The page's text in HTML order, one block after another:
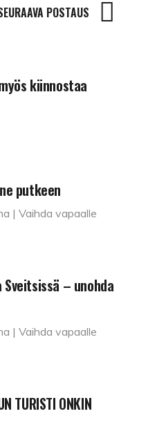
POSTAUS
kiinnostaa
putkeen
| Vaihda vapaalle
– unohda
| Vaihda vapaalle
TURISTI ONKIN